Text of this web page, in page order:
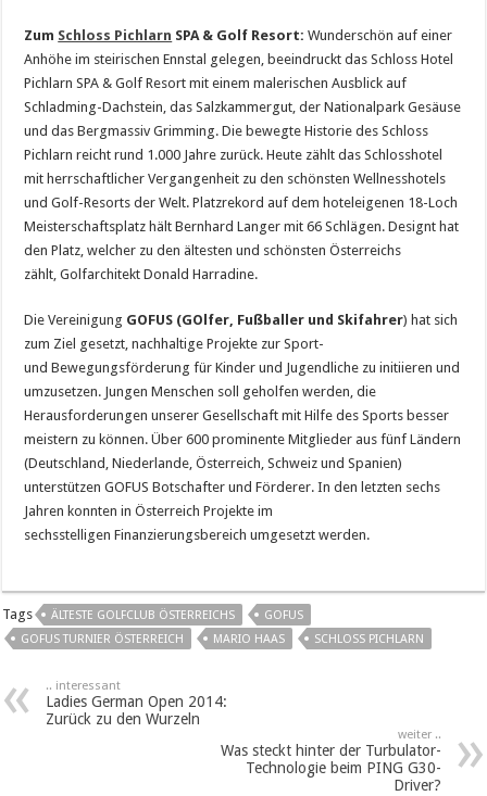
Zum Schloss Pichlarn SPA & Golf Resort: Wunderschön auf einer
Anhöhe im steirischen Ennstal gelegen, beeindruckt das Schloss Hotel
Pichlarn SPA & Golf Resort mit einem malerischen Ausblick auf
Schladming-Dachstein, das Salzkammergut, der Nationalpark Gesäuse
und das Bergmassiv Grimming. Die bewegte Historie des Schloss
Pichlarn reicht rund 1.000 Jahre zurück. Heute zählt das Schlosshotel
mit herrschaftlicher Vergangenheit zu den schönsten Wellnesshotels
und Golf-Resorts der Welt. Platzrekord auf dem hoteleigenen 18-Loch
Meisterschaftsplatz hält Bernhard Langer mit 66 Schlägen. Designt hat
den Platz, welcher zu den ältesten und schönsten Österreichs
zählt, Golfarchitekt Donald Harradine.
Die Vereinigung GOFUS (GOlfer, Fußballer und Skifahrer) hat sich
zum Ziel gesetzt, nachhaltige Projekte zur Sport-
und Bewegungsförderung für Kinder und Jugendliche zu initiieren und
umzusetzen. Jungen Menschen soll geholfen werden, die
Herausforderungen unserer Gesellschaft mit Hilfe des Sports besser
meistern zu können. Über 600 prominente Mitglieder aus fünf Ländern
(Deutschland, Niederlande, Österreich, Schweiz und Spanien)
unterstützen GOFUS Botschafter und Förderer. In den letzten sechs
Jahren konnten in Österreich Projekte im
sechsstelligen Finanzierungsbereich umgesetzt werden.
Tags ÄLTESTE GOLFCLUB ÖSTERREICHS
GOFUS
GOFUS TURNIER ÖSTERREICH
MARIO HAAS SCHLOSS PICHLARN
.. interessant
Ladies German Open 2014:
Zurück zu den Wurzeln
weiter ..
Was steckt hinter der Turbulator-
Technologie beim PING G30-
Driver?